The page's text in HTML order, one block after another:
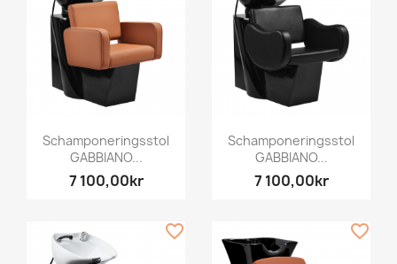
Schamponeringsstol
GABBIANO...
7 100,00kr
Schamponeringsstol
GABBIANO...
7 100,00kr
favorite_border favorite_border